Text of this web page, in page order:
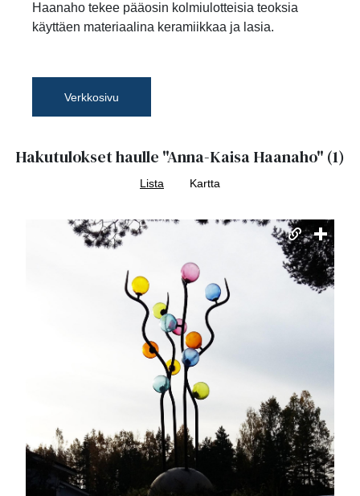
Haanaho tekee pääosin kolmiulotteisia teoksia
käyttäen materiaalina keramiikkaa ja lasia.
Verkkosivu
Hakutulokset haulle "Anna-Kaisa Haanaho" (1)
Lista Kartta